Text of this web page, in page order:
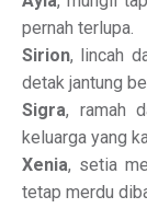
pernah terlupa.
Sirion, lincah
detak jantung
Sigra, ramah
keluarga yang
Xenia, setia
tetap merdu